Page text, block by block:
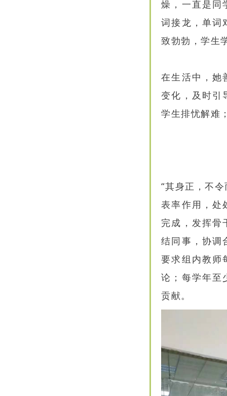
燥，一直是同
词接龙，单词
致勃勃，学
在生活中，她
变化，及时引
学生排忧解难
“其身正，不
表率作用，处
完成，发挥骨
结同事，协调
要求组内教师
论；每学年至
贡献。